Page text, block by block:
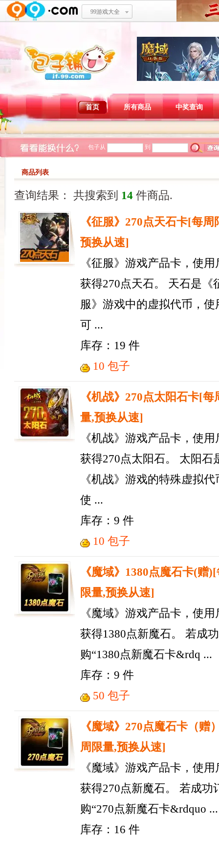
99游戏大全
首页 所有商品 中奖查询
包子从 到
商品列表
查询结果： 共搜索到 14 件商品.
《征服》270点天石卡[每周
预换从速]
《征服》游戏产品卡，使用
获得270点天石。 天石是《
服》游戏中的虚拟代币，使
可 ...
库存：19 件
10 包子
《机战》270点太阳石卡[每
量,预换从速]
《机战》游戏产品卡，使用
获得270点太阳石。 太阳石
《机战》游戏的特殊虚拟代
使 ...
库存：9 件
10 包子
《魔域》1380点魔石卡(赠
限量,预换从速]
《魔域》游戏产品卡，使用
获得1380点新魔石。 若成
购“1380点新魔石卡&rdq ...
库存：9 件
50 包子
《魔域》270点魔石卡（赠
周限量,预换从速]
《魔域》游戏产品卡，使用
获得270点新魔石。 若成功
购“270点新魔石卡&rdquo ...
库存：16 件